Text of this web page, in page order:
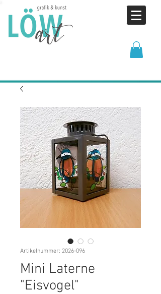
Artikelnummer: 2026-096
Mini Laterne
"Eisvogel"